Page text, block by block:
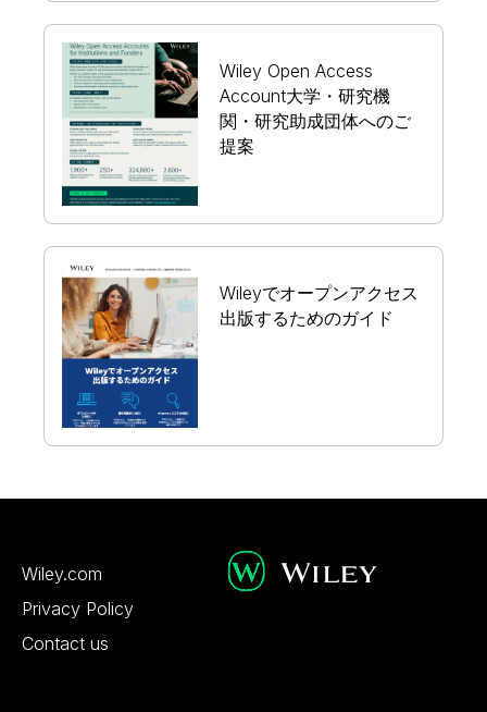
Wiley Open Access
Account大学・研究機
関・研究助成団体へのご
提案
Wileyでオープンアクセス
出版するためのガイド
Wiley.com
Privacy Policy
Contact us